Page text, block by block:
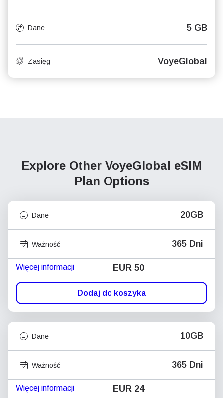
Dane 5 GB
Zasięg VoyeGlobal
Explore Other VoyeGlobal eSIM
Plan Options
Dane 20GB
Ważność 365 Dni
Więcej informacji EUR 50
Dodaj do koszyka
Dane 10GB
Ważność 365 Dni
Więcej informacji EUR 24